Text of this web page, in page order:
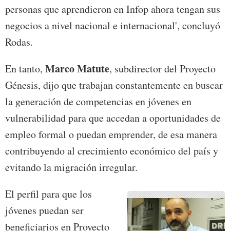
personas que aprendieron en Infop ahora tengan sus
negocios a nivel nacional e internacional', concluyó
Rodas.
En tanto, Marco Matute, subdirector del Proyecto
Génesis, dijo que trabajan constantemente en buscar
la generación de competencias en jóvenes en
vulnerabilidad para que accedan a oportunidades de
empleo formal o puedan emprender, de esa manera
contribuyendo al crecimiento económico del país y
evitando la migración irregular.
El perfil para que los
jóvenes puedan ser
beneficiarios en Proyecto